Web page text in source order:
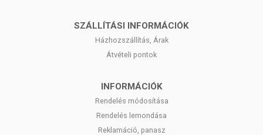
SZÁLLÍTÁSI INFORMÁCIÓK
Házhozszállítás, Árak
Átvételi pontok
INFORMÁCIÓK
Rendelés módosítása
Rendelés lemondása
Reklamáció, panasz